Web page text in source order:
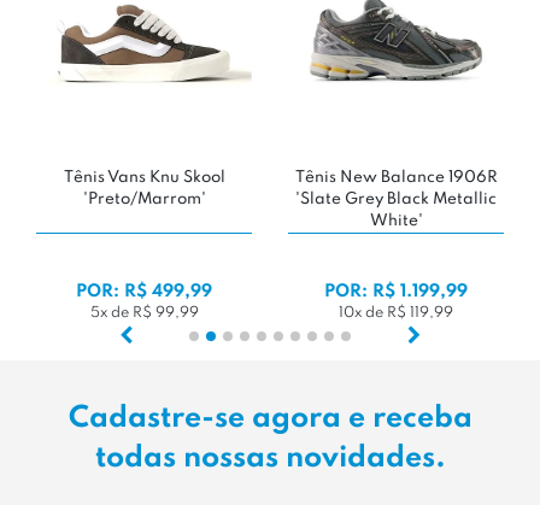
Tênis Vans Knu Skool
'Preto/Marrom'
POR: R$ 499,99
5x de R$ 99,99
Tênis New Balance 1906R
'Slate Grey Black Metallic
White'
POR: R$ 1.199,99
10x de R$ 119,99
Cadastre-se agora e receba
todas nossas novidades.